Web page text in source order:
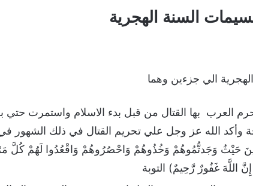
السنة الهجرية
الي جزءين وهما
العرب بها القتال من قبل بدء الاسلام واستمرت
وأكد الله عز وجل علي تحريم القتال في ذلك الشهور في
حَيْثُ وَجَدتُّمُوهُمْ وَخُذُوهُمْ وَاحْصُرُوهُمْ وَاقْعُدُوا لَهُمْ كُلَّ مَرْصَدٍ
اللَّهَ غَفُورٌ رَّحِيمٌ) التوبة